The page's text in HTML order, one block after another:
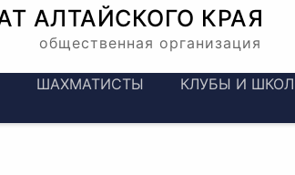
АЛТАЙСКОГО КРАЯ
общественная организация
ШАХМАТИСТЫ КЛУБЫ И